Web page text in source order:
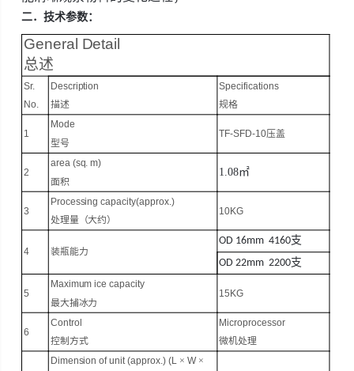
二．技术参数：
General Detail
总述
Sr.
No.
Description
描述
Specifications
规格
1
Mode
型号
TF-SFD-10压盖
2
area (sq. m)
面积
1.08㎡
3
Processing capacity(approx.)
处理量（大约）
10KG
4 装瓶能力
OD 16mm4160支
OD 22mm2200支
5
Maximum ice capacity
最大捕冰力
15KG
6
Control
控制方式
Microprocessor
微机处理
Dimension of unit (approx.) (L ×W ×